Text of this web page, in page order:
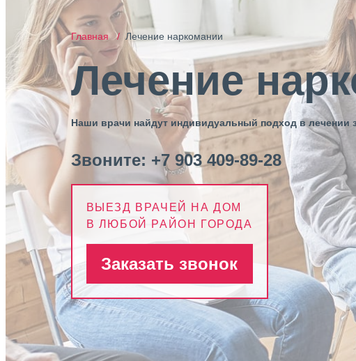
Главная /Лечение наркомании
Лечение
Наши врачи найдут индивидуальный подход в лечении
Звоните: +7 903 409-89-28
ВЫЕЗД ВРАЧЕЙ НА ДОМ
В ЛЮБОЙ РАЙОН ГОРОДА
Заказать звонок